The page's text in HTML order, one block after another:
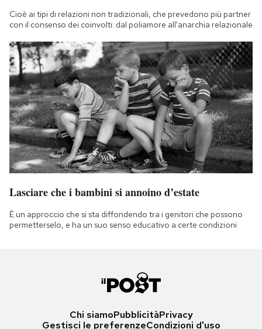
Cioè ai tipi di relazioni non tradizionali, che prevedono più partner
con il consenso dei coinvolti: dal poliamore all'anarchia relazionale
Lasciare che i bambini si annoino d’estate
È un approccio che si sta diffondendo tra i genitori che possono
permetterselo, e ha un suo senso educativo a certe condizioni
Chi siamoPubblicitàPrivacy
Gestisci le preferenzeCondizioni d'uso